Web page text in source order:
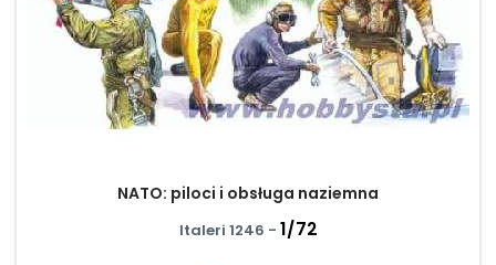
NATO: piloci i obsługa naziemna
Italeri 1246 - 1/72